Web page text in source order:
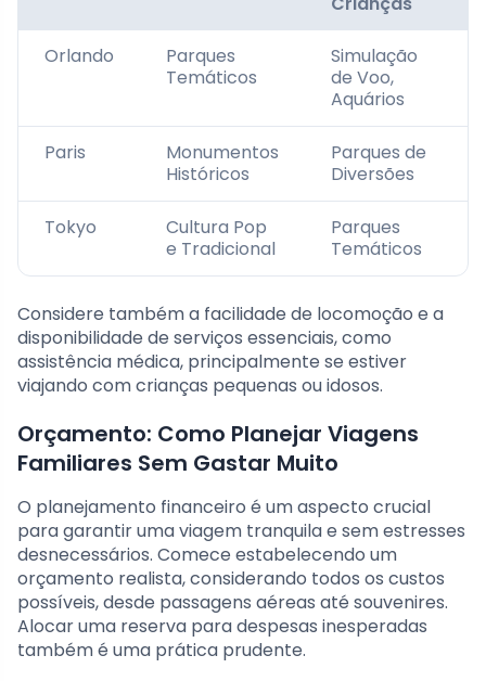
Orlando
Parques
Temáticos
Simulação
de Voo,
Aquários
Paris
Monumentos
Históricos
Parques de
Diversões
Tokyo
Cultura Pop
e Tradicional
Parques
Temáticos
Considere também a facilidade de locomoção e a
disponibilidade de serviços essenciais, como
assistência médica, principalmente se estiver
viajando com crianças pequenas ou idosos.
Orçamento: Como Planejar Viagens
Familiares Sem Gastar Muito
O planejamento financeiro é um aspecto crucial
para garantir uma viagem tranquila e sem estresses
desnecessários. Comece estabelecendo um
orçamento realista, considerando todos os custos
possíveis, desde passagens aéreas até souvenires.
Alocar uma reserva para despesas inesperadas
também é uma prática prudente.